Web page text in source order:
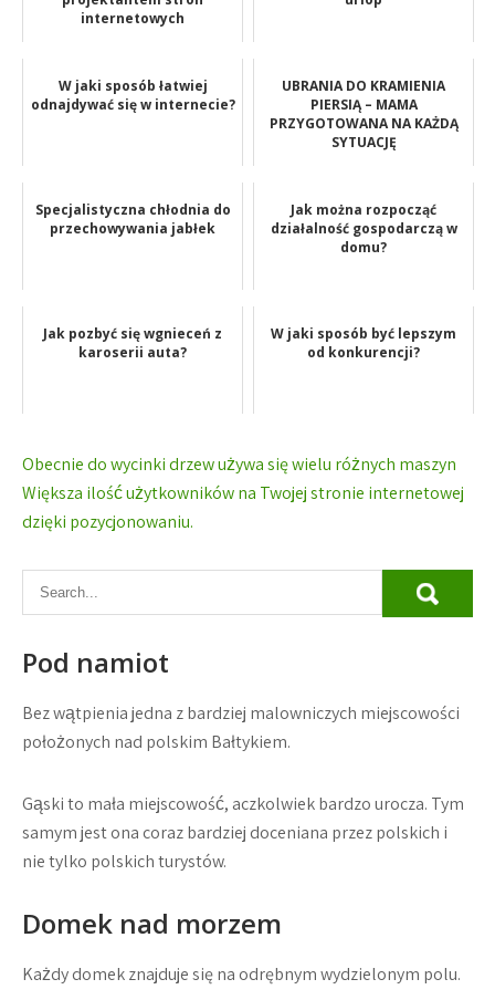
internetowych
W jaki sposób łatwiej
odnajdywać się w internecie?
UBRANIA DO KRAMIENIA
PIERSIĄ – MAMA
PRZYGOTOWANA NA KAŻDĄ
SYTUACJĘ
Specjalistyczna chłodnia do
przechowywania jabłek
Jak można rozpocząć
działalność gospodarczą w
domu?
Jak pozbyć się wgnieceń z
karoserii auta?
W jaki sposób być lepszym
od konkurencji?
Nawigacja
wpisu
Obecnie do wycinki drzew używa się wielu różnych maszyn
Większa ilość użytkowników na Twojej stronie internetowej
dzięki pozycjonowaniu.
Pod namiot
Bez wątpienia jedna z bardziej malowniczych miejscowości
położonych nad polskim Bałtykiem.
Gąski to mała miejscowość, aczkolwiek bardzo urocza. Tym
samym jest ona coraz bardziej doceniana przez polskich i
nie tylko polskich turystów.
Domek nad morzem
Każdy domek znajduje się na odrębnym wydzielonym polu.